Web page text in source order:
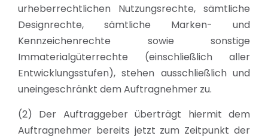
urheberrechtlichen Nutzungsrechte, sämtliche
Designrechte, sämtliche Marken- und
Kennzeichenrechte sowie sonstige
Immaterialgüterrechte (einschließlich aller
Entwicklungsstufen), stehen ausschließlich und
uneingeschränkt dem Auftragnehmer zu.
(2) Der Auftraggeber überträgt hiermit dem
Auftragnehmer bereits jetzt zum Zeitpunkt der